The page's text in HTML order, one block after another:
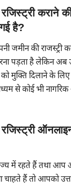
कराने
है?
जमीन की राजस्ट्री
पड़ता है लेकिन अब
मुक्ति दिलाने के
से कोई भी
रजिस्ट्री
में रहते हैं तथा आप
चाहते हैं तो आपको